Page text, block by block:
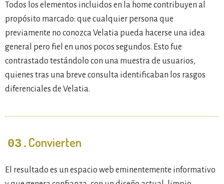
Todos los elementos incluidos en la home contribuyen al
propósito marcado: que cualquier persona que
previamente no conozca Velatia pueda hacerse una idea
general pero fiel en unos pocos segundos. Esto fue
contrastado testándolo con una muestra de usuarios,
quienes tras una breve consulta identificaban los rasgos
diferenciales de Velatia.
03. Convierten
El resultado es un espacio web eminentemente informativo